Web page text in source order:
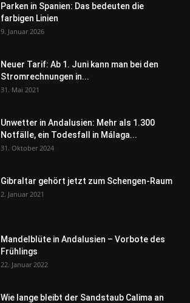
Parken in Spanien: Das bedeuten die
farbigen Linien
9. Januar 2026
Neuer Tarif: Ab 1. Juni kann man bei den
Stromrechnungen in...
31. Mai 2021
Unwetter in Andalusien: Mehr als 1.300
Notfälle, ein Todesfall in Málaga...
31. Oktober 2024
Gibraltar gehört jetzt zum Schengen-Raum
2. Januar 2021
Mandelblüte in Andalusien – Vorbote des
Frühlings
22. Januar 2022
Wie lange bleibt der Sandstaub Calima an